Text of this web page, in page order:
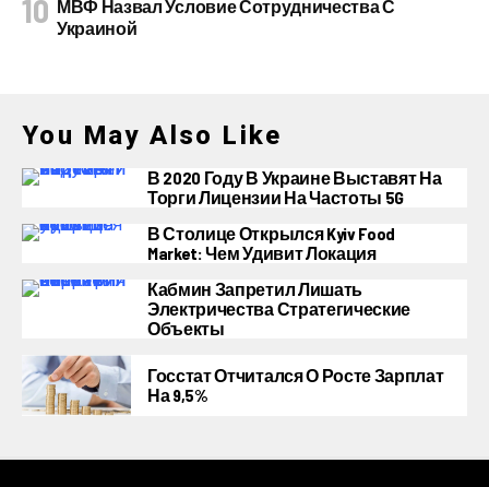
МВФ Назвал Условие Сотрудничества С
Украиной
You May Also Like
В 2020 Году В Украине Выставят На
Торги Лицензии На Частоты 5G
В Столице Открылся Kyiv Food
Market: Чем Удивит Локация
Кабмин Запретил Лишать
Электричества Стратегические
Объекты
Госстат Отчитался О Росте Зарплат
На 9,5%